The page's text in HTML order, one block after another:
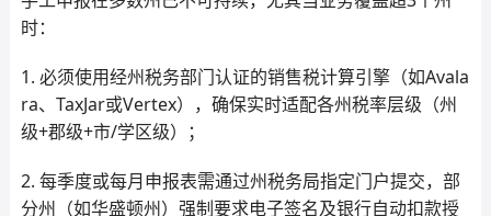
时：
1. 必须使用经州税务部门认证的销售税计算引擎（如Avala
ra、TaxJar或Vertex），确保实时适配各州税率层级（州
级+郡级+市/学区级）；
2. 每季度或每月申报表需通过州税务局指定门户提交，部
分州（如华盛顿州）强制要求电子签名及银行自动扣款授